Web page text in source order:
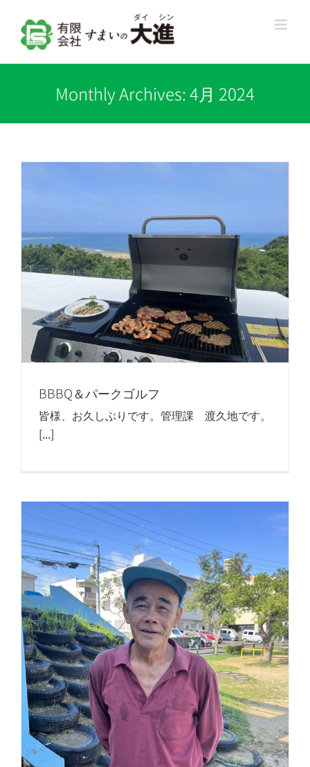
content
Monthly Archives:4月 2024
BBBQ＆パークゴルフ
皆様、お久しぶりです。管理課 渡久地です。
[...]